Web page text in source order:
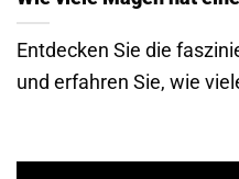
Entdecken Sie die
und erfahren Sie, wie